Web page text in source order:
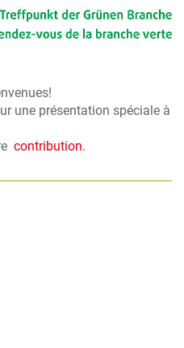
une présentation spéciale à
contribution.